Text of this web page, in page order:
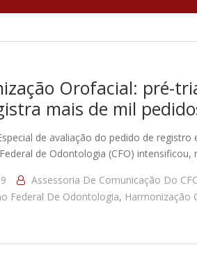
Orofacial: pré-
mais de mil
de avaliação do pedido de
de Odontologia (CFO)
Assessoria De Comunicação Do
Federal De Odontologia, Harmonização